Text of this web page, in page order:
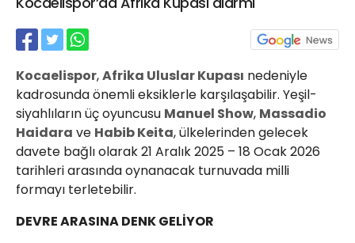
Kocaelispor,Afrika Uluslar Kupası nedeniyle
kadrosunda önemli eksiklerle karşılaşabilir. Yeşil-
siyahlıların üç oyuncusu Manuel Show, Massadio
Haidara ve Habib Keita, ülkelerinden gelecek
davete bağlı olarak 21 Aralık 2025 – 18 Ocak 2026
tarihleri arasında oynanacak turnuvada milli
formayı terletebilir.
DEVRE ARASINA DENK GELİYOR
21 Gölcük
02624132333